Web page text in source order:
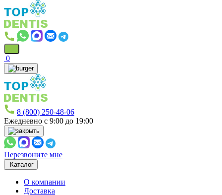
0
8 (800) 250-48-06
Ежедневно с 9:00 до 19:00
Перезвоните мне
Каталог
О компании
Доставка